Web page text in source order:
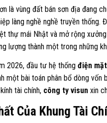
là vùng đất bán sơn địa đang
làng nghề nghề truyền thống.
thự mái Nhật và mở rộng
lượng thành một trong những
2026, đầu tư hệ thống điện
một bài toán phân bổ dòng
tài chính, công ty visun xin
Của Khung Tài